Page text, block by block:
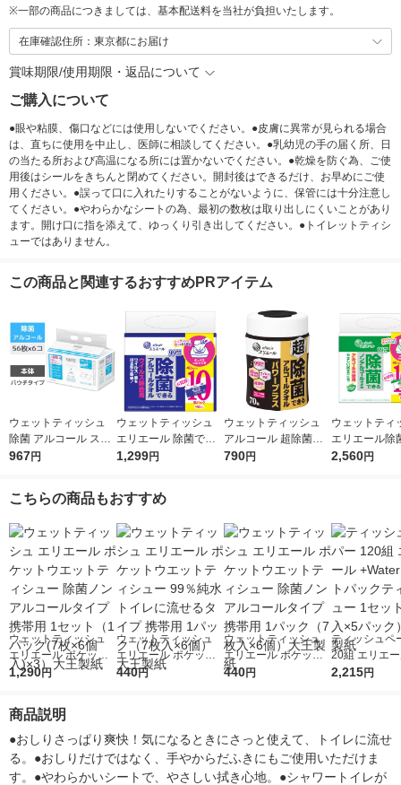
※一部の商品につきましては、基本配送料を当社が負担いたします。
在庫確認住所：東京都にお届け
賞味期限/使用期限・返品について
ご購入について
●眼や粘膜、傷口などには使用しないでください。●皮膚に異常が見られる場合
は、直ちに使用を中止し、医師に相談してください。●乳幼児の手の届く所、日
の当たる所および高温になる所には置かないでください。●乾燥を防ぐ為、ご使
用後はシールをきちんと閉めてください。開封後はできるだけ、お早めにご使
用ください。●誤って口に入れたりすることがないように、保管には十分注意し
てください。●やわらかなシートの為、最初の数枚は取り出しにくいことがあり
ます。開け口に指を添えて、ゆっくり引き出してください。●トイレットティシ
ューではありません。
この商品と関連するおすすめPRアイテム
ウェットティッシュ
除菌 アルコール スコ
ッティ ウェットティ
シア
967円
ウェットティッシュ
エリエール 除菌でき
るアルコールタオル
個パック）大王製紙
1,299円
ウェットティッシュ
アルコール 超除菌で
きるアルコールタオル
790円
ウェットティ
エリエール除
ノンアルコー
2,560円
こちらの商品もおすすめ
ウェットティッシュ
エリエール ポケット
ウエットティシュー
（1パック(7枚×6個入)
×3）大王製紙
1,290円
ウェットティッシュ
エリエール ポケット
ウエットティシュー 9
王製紙
440円
ウェットティッシュ
エリエール ポケット
ウエットティシュー
紙
440円
ティッシュペ
20組 エリエ
er ソフトパッ
2,215円
商品説明
●おしりさっぱり爽快！気になるときにさっと使えて、トイレに流せ
る。●おしりだけではなく、手やからだふきにもご使用いただけま
す。●やわらかいシートで、やさしい拭き心地。●シャワートイレが